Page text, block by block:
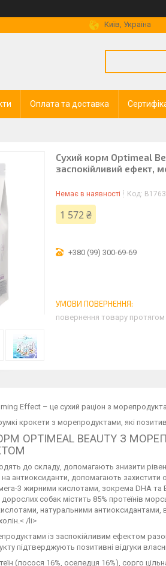
Київ, Україна
Оплата та доставка
Сухий корм Optimeal
заспокійливий ефект,
Немає в наявності Код:
1 572 ₴
+380 (99) 300-69-69
повернення товару протягом
Effect – це сухий раціон з
крокети з морепродуктами, які
OPTIMEAL BEAUTY З
до складу, допомагають знизити
на антиоксиданти, допомагають захистити
3 жирними кислотами, зокрема DHA та
собак містить 85% протеїнів
натуральними антиоксидантами,
/li>
із заспокійливим ефектом
підтверджують позитивні відгуки
(лосося 16%, оселедця 16%), сорго